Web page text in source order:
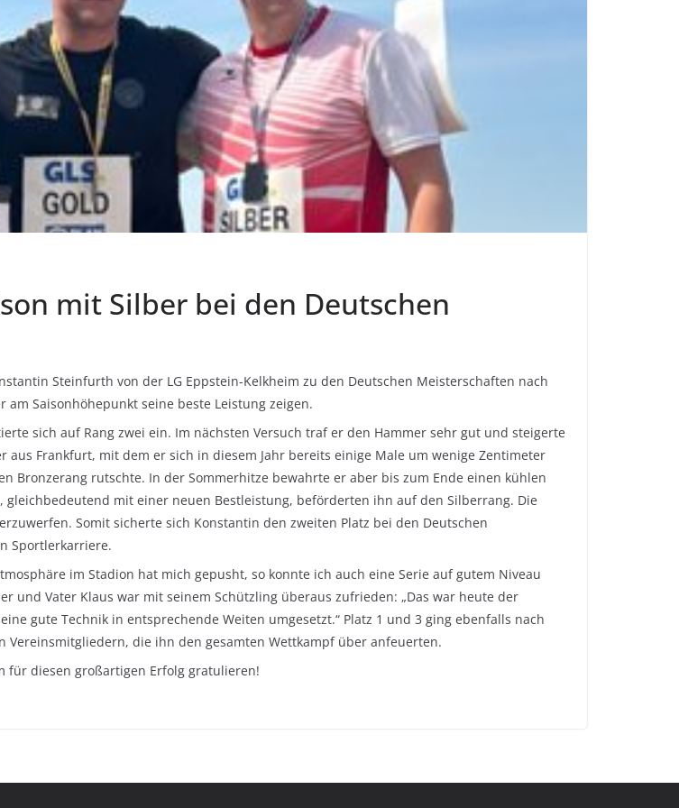
mit Silber bei den Deutschen
Steinfurth von der LG Eppstein-Kelkheim zu den Deutschen Meisterschaften nach
Saisonhöhepunkt seine beste Leistung zeigen.
sich auf Rang zwei ein. Im nächsten Versuch traf er den Hammer sehr gut und steigerte
Frankfurt, mit dem er sich in diesem Jahr bereits einige Male um wenige Zentimeter
Bronzerang rutschte. In der Sommerhitze bewahrte er aber bis zum Ende einen kühlen
mit einer neuen Bestleistung, beförderten ihn auf den Silberrang. Die
Somit sicherte sich Konstantin den zweiten Platz bei den Deutschen
Sportlerkarriere.
im Stadion hat mich gepusht, so konnte ich auch eine Serie auf gutem Niveau
und Vater Klaus war mit seinem Schützling überaus zufrieden: „Das war heute der
gute Technik in entsprechende Weiten umgesetzt.“ Platz 1 und 3 ging ebenfalls nach
die ihn den gesamten Wettkampf über anfeuerten.
für diesen großartigen Erfolg gratulieren!